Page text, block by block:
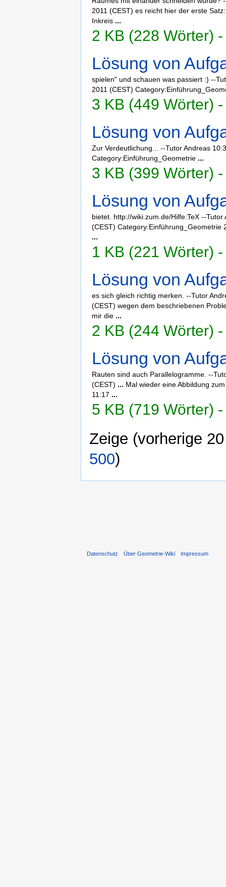
2011 (CEST) es reicht hier der erste
Inkreis ...
2 KB (228 Wörter)
Lösung von
spielen" und schauen was passiert :) --
2011 (CEST)
3 KB (449 Wörter)
Lösung von
Zur Verdeutlichung... --Tutor Andreas
Category:Einführung_Geometrie ...
3 KB (399 Wörter)
Lösung von
bietet. http://wiki.zum.de/Hilfe:TeX --
(CEST) Category:Einführung_Geometrie
...
1 KB (221 Wörter)
Lösung von
es sich gleich richtig merken. --Tutor
(CEST) wegen dem beschriebenen
mir die ...
2 KB (244 Wörter)
Lösung von
Rauten sind auch Parallelogramme. --
(CEST) ... Mal wieder eine Abbildung
11:17 ...
5 KB (719 Wörter)
Zeige (vorherige
500)
Datenschutz Über Geometrie-Wiki Impressum